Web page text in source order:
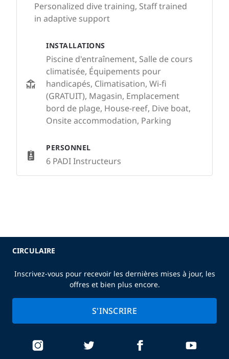
Personalized dive training, Staff trained
in adaptive support
INSTALLATIONS
Piscine d'entraînement, Salle de cours
climatisée, Équipements pour
handicapés, Climatisation, Wi-fi
(GRATUIT), Magasin, Emplacement
bord de plage, House-reef, Dive boat,
Onsite accommodation, Parking
PERSONNEL
6 PADI Instructeurs
CIRCULAIRE
Inscrivez-vous pour recevoir les dernières mises à jour, les
offres et bien plus encore.
S'INSCRIRE